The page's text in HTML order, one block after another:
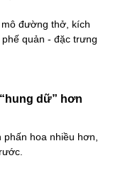
đường thở, kích
quản - đặc trưng
dữ” hơn
phấn hoa nhiều hơn,